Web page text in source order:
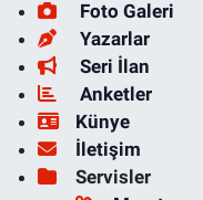
Foto Galeri
Yazarlar
Seri İlan
Anketler
Künye
İletişim
Servisler